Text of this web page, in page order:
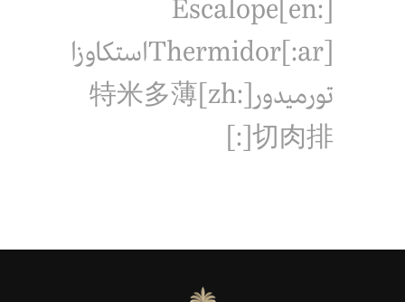
[:en]Escalope
Thermidor[:ar]استكاوزا
تورميدور[:zh]特米多薄
切肉排[:]